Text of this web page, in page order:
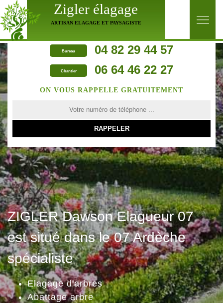
Zigler élagage
ARTISAN ELAGAGE ET PAYSAGISTE
Bureau 04 82 29 44 57
Chantier 06 64 46 22 27
ZIGLER Dawson Elagueur 07
est situé dans le 07 Ardèche
spécialiste
Elagage d'arbres
Abattage arbre
ON VOUS RAPPELLE GRATUITEMENT